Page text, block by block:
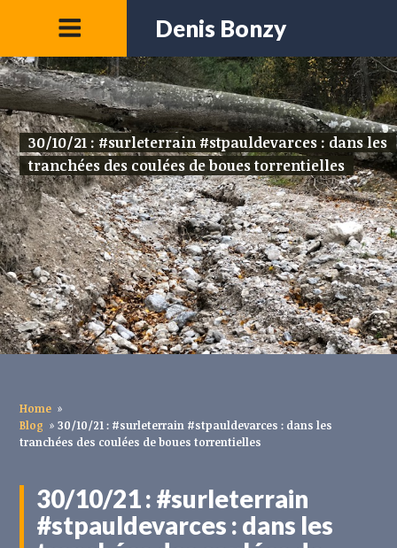
Denis Bonzy
30/10/21 : #surleterrain #stpauldevarces : dans les
tranchées des coulées de boues torrentielles
Home »
Blog » 30/10/21 : #surleterrain #stpauldevarces : dans les
tranchées des coulées de boues torrentielles
30/10/21 : #surleterrain
#stpauldevarces : dans les